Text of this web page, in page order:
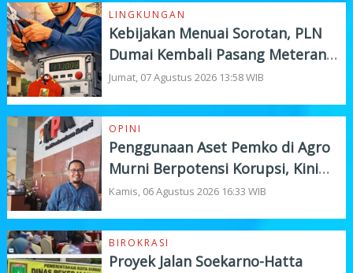
LINGKUNGAN
Kebijakan Menuai Sorotan, PLN
Dumai Kembali Pasang Meteran
Listrik Pelanggan
Jumat, 07 Agustus 2026 13:58 WIB
OPINI
Penggunaan Aset Pemko di Agro
Murni Berpotensi Korupsi, Kini
"Bola" Ada di APH
Kamis, 06 Agustus 2026 16:33 WIB
BIROKRASI
Proyek Jalan Soekarno-Hatta